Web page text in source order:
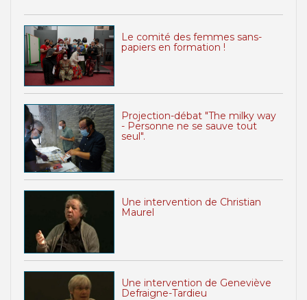
Le comité des femmes sans-
papiers en formation !
Projection-débat "The milky way
- Personne ne se sauve tout
seul".
Une intervention de Christian
Maurel
Une intervention de Geneviève
Defraigne-Tardieu